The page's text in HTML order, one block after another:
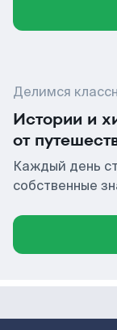
Делимся
Истории и
от
Каждый день
собственные